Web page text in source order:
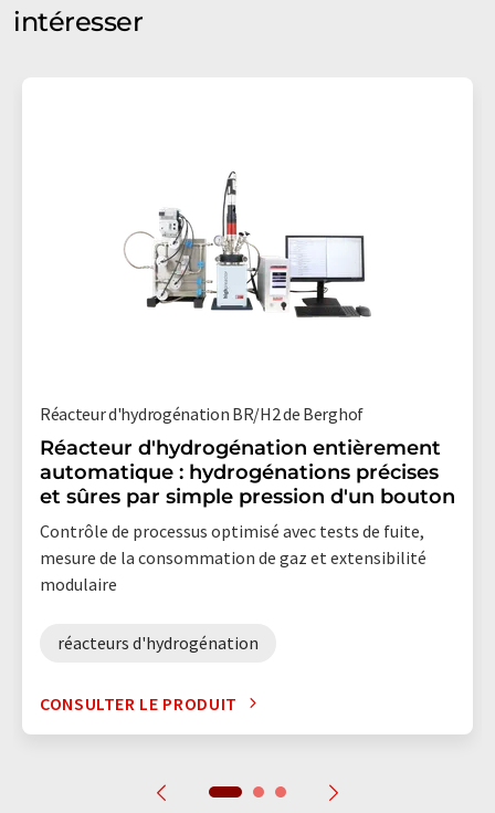
intéresser
Réacteur d'hydrogénation BR/H2 de Berghof
Réacteur d'hydrogénation entièrement
automatique : hydrogénations précises
et sûres par simple pression d'un bouton
Contrôle de processus optimisé avec tests de fuite,
mesure de la consommation de gaz et extensibilité
modulaire
réacteurs d'hydrogénation
CONSULTER LE PRODUIT